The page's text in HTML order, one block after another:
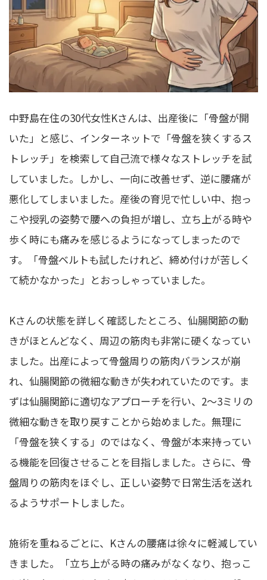
中野島在住の30代女性Kさんは、出産後に「骨盤が開
いた」と感じ、インターネットで「骨盤を狭くするス
トレッチ」を検索して自己流で様々なストレッチを試
していました。しかし、一向に改善せず、逆に腰痛が
悪化してしまいました。産後の育児で忙しい中、抱っ
こや授乳の姿勢で腰への負担が増し、立ち上がる時や
歩く時にも痛みを感じるようになってしまったので
す。「骨盤ベルトも試したけれど、締め付けが苦しく
て続かなかった」とおっしゃっていました。
Kさんの状態を詳しく確認したところ、仙腸関節の動
きがほとんどなく、周辺の筋肉も非常に硬くなってい
ました。出産によって骨盤周りの筋肉バランスが崩
れ、仙腸関節の微細な動きが失われていたのです。ま
ずは仙腸関節に適切なアプローチを行い、2〜3ミリの
微細な動きを取り戻すことから始めました。無理に
「骨盤を狭くする」のではなく、骨盤が本来持ってい
る機能を回復させることを目指しました。さらに、骨
盤周りの筋肉をほぐし、正しい姿勢で日常生活を送れ
るようサポートしました。
施術を重ねるごとに、Kさんの腰痛は徐々に軽減してい
きました。「立ち上がる時の痛みがなくなり、抱っこ